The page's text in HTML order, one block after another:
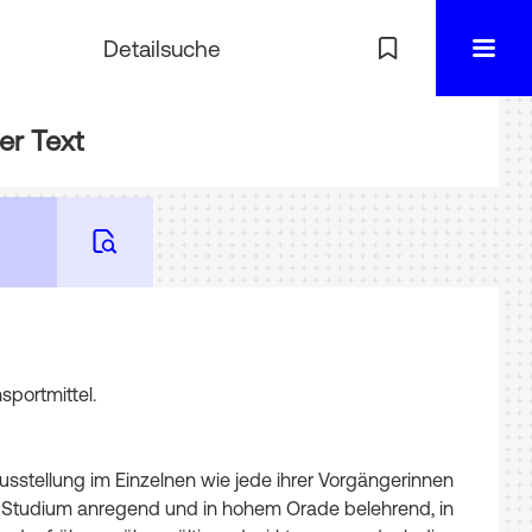
Detailsuche
Text
.
im Einzelnen wie jede ihrer Vorgängerinnen
anregend und in hohem Orade belehrend, in